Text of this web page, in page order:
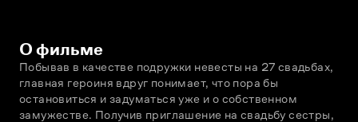
О фильме
Побывав в качестве подружки невесты на 27 свадьбах,
главная героиня вдруг понимает, что пора бы
остановиться и задуматься уже и о собственном
замужестве. Получив приглашение на свадьбу сестры,